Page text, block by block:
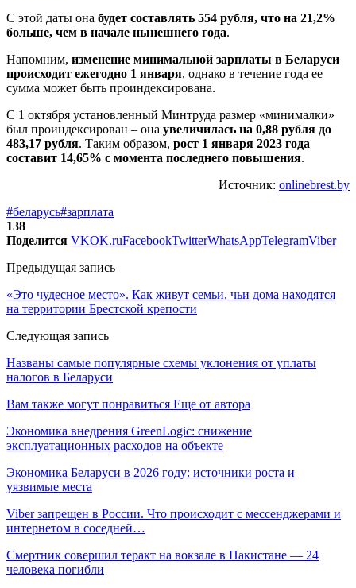
С этой даты она будет составлять 554 рубля, что на 21,2%
больше, чем в начале нынешнего года.
Напомним, изменение минимальной зарплаты в Беларуси
происходит ежегодно 1 января, однако в течение года ее
сумма может быть проиндексирована.
С 1 октября установленный Минтруда размер «минималки»
был проиндексирован – она увеличилась на 0,88 рубля до
483,17 рубля. Таким образом, рост 1 января 2023 года
составит 14,65% с момента последнего повышения.
Источник: onlinebrest.by
#беларусь#зарплата
138
Поделится VKOK.ruFacebookTwitterWhatsAppTelegramViber
Предыдущая запись
«Это чудесное место». Как живут семьи, чьи дома находятся
на территории Брестской крепости
Следующая запись
Названы самые популярные схемы уклонения от уплаты
налогов в Беларуси
Вам также могут понравиться Еще от автора
Экономика внедрения GreenLogic: снижение
эксплуатационных расходов на объекте
Экономика Беларуси в 2026 году: источники роста и
уязвимые места
Viber запрещен в России. Что происходит с мессенджерами и
интернетом в соседней…
Смертник совершил теракт на вокзале в Пакистане — 24
человека погибли